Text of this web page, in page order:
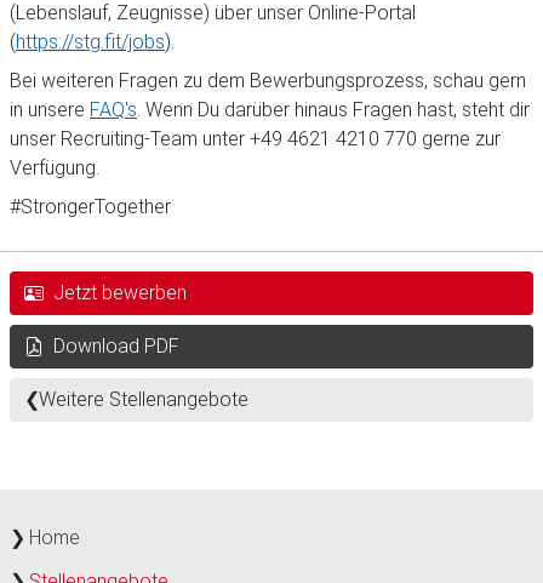
(Lebenslauf, Zeugnisse) über unser Online-Portal
(https://stg.fit/jobs).
Bei weiteren Fragen zu dem Bewerbungsprozess, schau gern
in unsere FAQ's. Wenn Du darüber hinaus Fragen hast, steht dir
unser Recruiting-Team unter +49 4621 4210 770 gerne zur
Verfügung.
#StrongerTogether
Weitere Stellenangebote
Download PDF
Jetzt bewerben
Home